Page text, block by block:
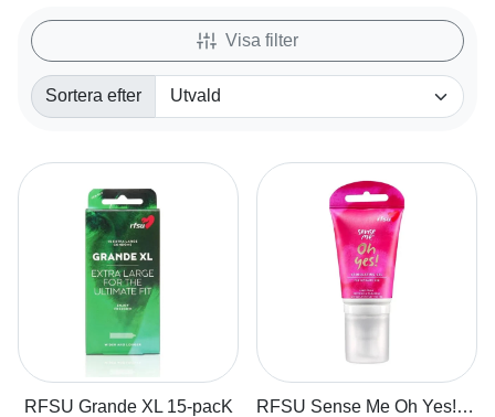
Visa filter
Sortera efter
RFSU Grande XL 15-pacK RFSU Sense Me Oh Yes! 40 ml